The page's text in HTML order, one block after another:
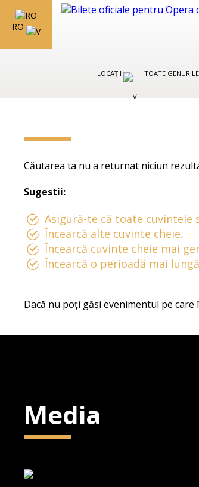
RO
LOCAȚII TOATE GENURILE
Căutarea ta nu a returnat niciun
Sugestii:
Asigură-te că toate cuvintele
Încearcă alte cuvinte cheie.
Încearcă cuvinte cheie mai
Încearcă o perioadă mai
Dacă nu poți găsi evenimentul pe
Media